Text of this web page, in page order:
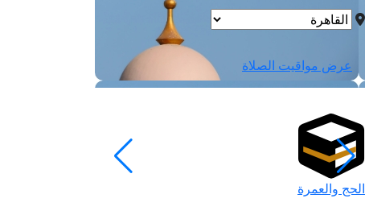
عرض مواقيت الصلاة
الحج والعمرة